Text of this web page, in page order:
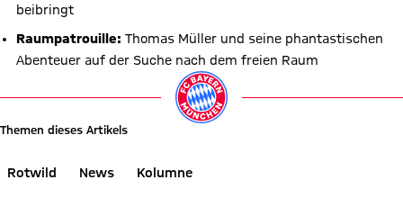
beibringt
Raumpatrouille: Thomas Müller und seine phantastischen
Abenteuer auf der Suche nach dem freien Raum
Themen dieses Artikels
Rotwild News Kolumne